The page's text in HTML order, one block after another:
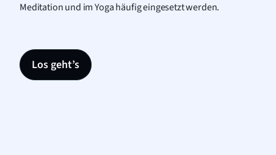
Meditation und im Yoga häufig eingesetzt werden.
Los geht’s